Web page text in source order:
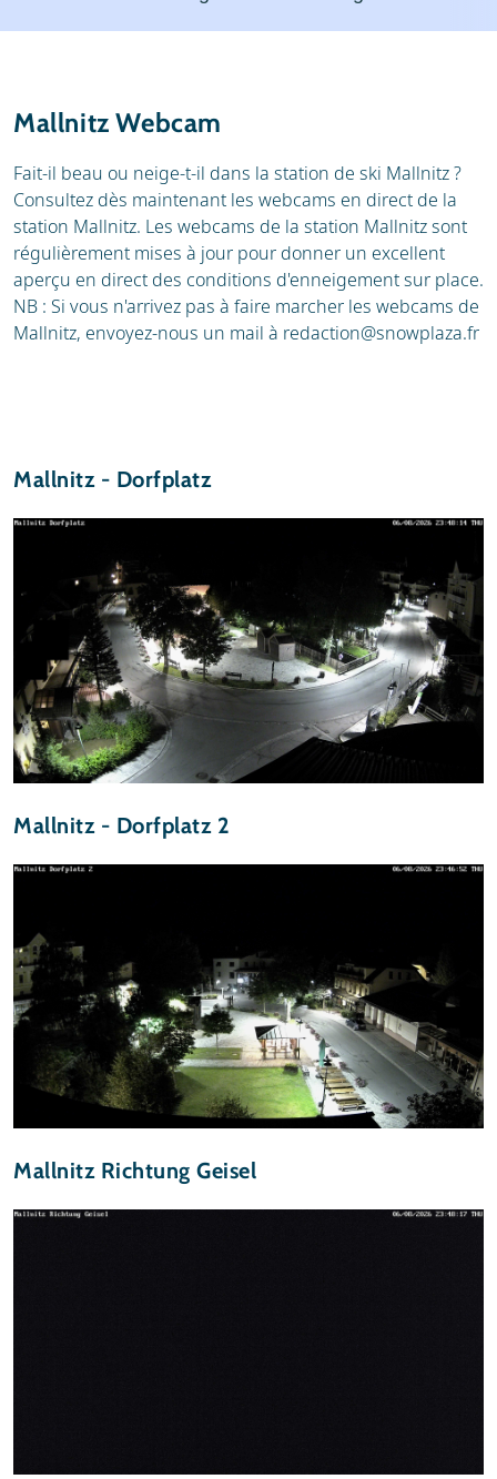
Location
Location de ski
Mallnitz Webcam
Fait-il beau ou neige-t-il dans la station de ski Mallnitz ?
Consultez dès maintenant les webcams en direct de la
station Mallnitz. Les webcams de la station Mallnitz sont
régulièrement mises à jour pour donner un excellent
aperçu en direct des conditions d'enneigement sur place.
NB : Si vous n'arrivez pas à faire marcher les webcams de
Mallnitz, envoyez-nous un mail à redaction@snowplaza.fr
Mallnitz - Dorfplatz
Mallnitz - Dorfplatz 2
Mallnitz Richtung Geisel